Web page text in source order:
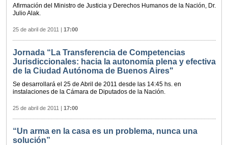
Afirmación del Ministro de Justicia y Derechos Humanos de la Nación, Dr.
Julio Alak.
25 de abril de 2011 | 17:00
Jornada “La Transferencia de Competencias
Jurisdiccionales: hacia la autonomía plena y efectiva
de la Ciudad Autónoma de Buenos Aires"
Se desarrollará el 25 de Abril de 2011 desde las 14:45 hs. en
instalaciones de la Cámara de Diputados de la Nación.
25 de abril de 2011 | 17:00
“Un arma en la casa es un problema, nunca una
solución”